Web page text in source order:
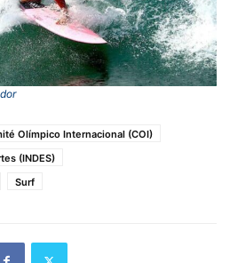
Olímpico Internacional (COI)
(INDES)
Surf